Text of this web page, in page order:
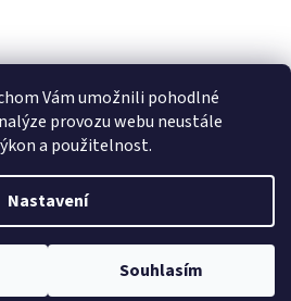
Vám umožnili pohodlné
provozu webu neustále
a použitelnost.
Nastavení
Souhlasím
Ze statku Dobříš. Všechna práva
Upravit nastavení cookies